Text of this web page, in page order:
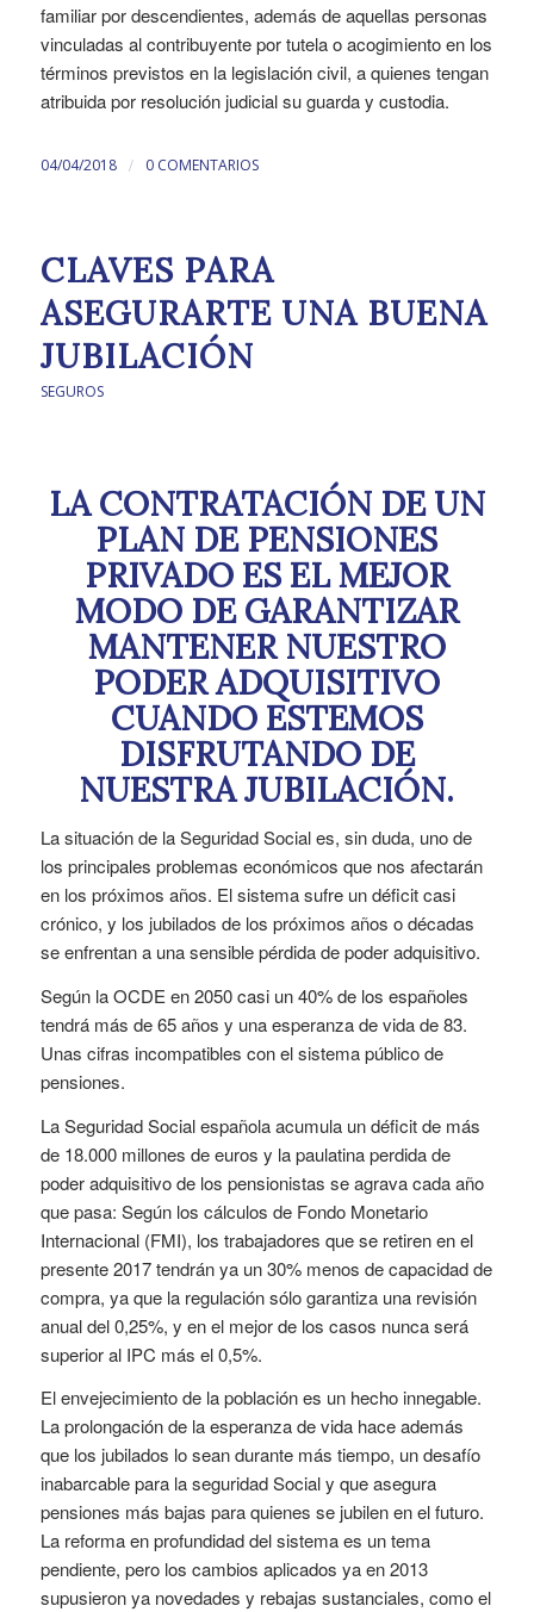
familiar por descendientes, además de aquellas personas
vinculadas al contribuyente por tutela o acogimiento en los
términos previstos en la legislación civil, a quienes tengan
atribuida por resolución judicial su guarda y custodia.
04/04/2018 / 0 COMENTARIOS
CLAVES PARA
ASEGURARTE UNA BUENA
JUBILACIÓN
SEGUROS
LA CONTRATACIÓN DE UN
PLAN DE PENSIONES
PRIVADO ES EL MEJOR
MODO DE GARANTIZAR
MANTENER NUESTRO
PODER ADQUISITIVO
CUANDO ESTEMOS
DISFRUTANDO DE
NUESTRA JUBILACIÓN.
La situación de la Seguridad Social es, sin duda, uno de
los principales problemas económicos que nos afectarán
en los próximos años. El sistema sufre un déficit casi
crónico, y los jubilados de los próximos años o décadas
se enfrentan a una sensible pérdida de poder adquisitivo.
Según la OCDE en 2050 casi un 40% de los españoles
tendrá más de 65 años y una esperanza de vida de 83.
Unas cifras incompatibles con el sistema público de
pensiones.
La Seguridad Social española acumula un déficit de más
de 18.000 millones de euros y la paulatina perdida de
poder adquisitivo de los pensionistas se agrava cada año
que pasa: Según los cálculos de Fondo Monetario
Internacional (FMI), los trabajadores que se retiren en el
presente 2017 tendrán ya un 30% menos de capacidad de
compra, ya que la regulación sólo garantiza una revisión
anual del 0,25%, y en el mejor de los casos nunca será
superior al IPC más el 0,5%.
El envejecimiento de la población es un hecho innegable.
La prolongación de la esperanza de vida hace además
que los jubilados lo sean durante más tiempo, un desafío
inabarcable para la seguridad Social y que asegura
pensiones más bajas para quienes se jubilen en el futuro.
La reforma en profundidad del sistema es un tema
pendiente, pero los cambios aplicados ya en 2013
supusieron ya novedades y rebajas sustanciales, como el